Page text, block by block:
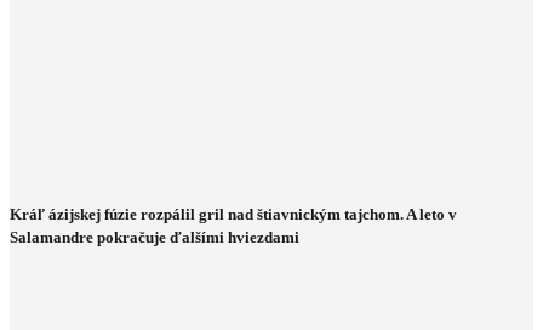
Kráľ ázijskej fúzie rozpálil gril nad štiavnickým tajchom. A leto v
Salamandre pokračuje ďalšími hviezdami